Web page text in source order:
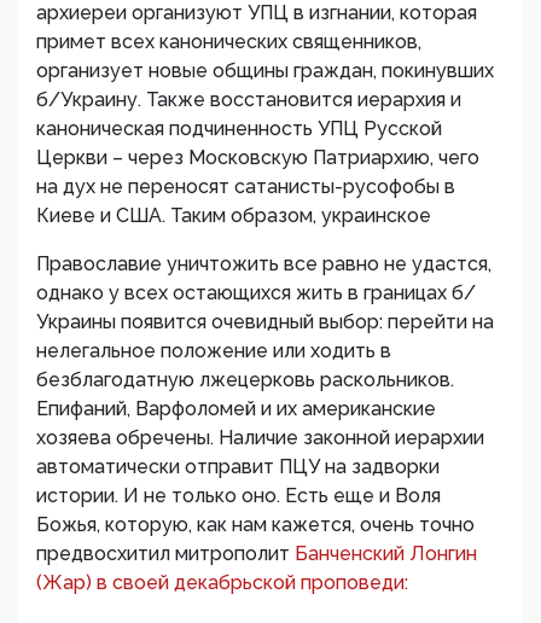
архиереи организуют УПЦ в изгнании, которая
примет всех канонических священников,
организует новые общины граждан, покинувших
б/Украину. Также восстановится иерархия и
каноническая подчиненность УПЦ Русской
Церкви – через Московскую Патриархию, чего
на дух не переносят сатанисты-русофобы в
Киеве и США. Таким образом, украинское
Православие уничтожить все равно не удастся,
однако у всех остающихся жить в границах б/
Украины появится очевидный выбор: перейти на
нелегальное положение или ходить в
безблагодатную лжецерковь раскольников.
Епифаний, Варфоломей и их американские
хозяева обречены. Наличие законной иерархии
автоматически отправит ПЦУ на задворки
истории. И не только оно. Есть еще и Воля
Божья, которую, как нам кажется, очень точно
предвосхитил митрополит Банченский Лонгин
(Жар) в своей декабрьской проповеди: